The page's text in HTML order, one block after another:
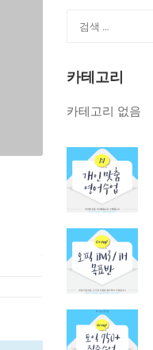
카테고리
카테고리 없음